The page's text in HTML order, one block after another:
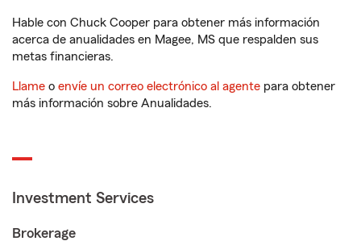
Hable con Chuck Cooper para obtener más información
acerca de anualidades en Magee, MS que respalden sus
metas financieras.
Llame o envíe un correo electrónico al agente para obtener
más información sobre Anualidades.
Investment Services
Brokerage